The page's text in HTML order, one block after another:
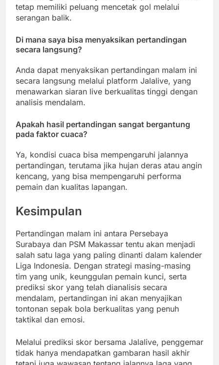
tetap memiliki peluang mencetak gol melalui
serangan balik.
Di mana saya bisa menyaksikan pertandingan
secara langsung?
Anda dapat menyaksikan pertandingan malam ini
secara langsung melalui platform Jalalive, yang
menawarkan siaran live berkualitas tinggi dengan
analisis mendalam.
Apakah hasil pertandingan sangat bergantung
pada faktor cuaca?
Ya, kondisi cuaca bisa mempengaruhi jalannya
pertandingan, terutama jika hujan deras atau angin
kencang, yang bisa mempengaruhi performa
pemain dan kualitas lapangan.
Kesimpulan
Pertandingan malam ini antara Persebaya
Surabaya dan PSM Makassar tentu akan menjadi
salah satu laga yang paling dinanti dalam kalender
Liga Indonesia. Dengan strategi masing-masing
tim yang unik, keunggulan pemain kunci, serta
prediksi skor yang telah dianalisis secara
mendalam, pertandingan ini akan menyajikan
tontonan sepak bola berkualitas yang penuh
taktikal dan emosi.
Melalui prediksi skor bersama Jalalive, penggemar
tidak hanya mendapatkan gambaran hasil akhir